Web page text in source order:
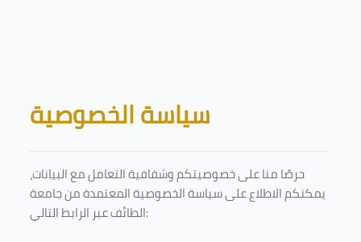
Blocks
سياسة الخصوصية
حرصًا منا على خصوصيتكم وشفافية التعامل مع البيانات،
يمكنكم الاطلاع على سياسة الخصوصية المعتمدة من جامعة
الطائف عبر الرابط التالي: